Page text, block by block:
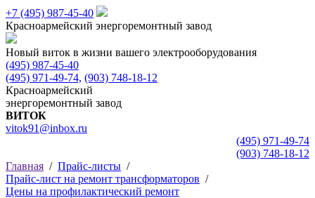
+7 (495) 987-45-40
Красноармейский энергоремонтный завод
Новый виток в жизни вашего электрооборудования
(495) 987-45-40
(495) 971-49-74, (903) 748-18-12
Красноармейский
энергоремонтный завод
ВИТОК
vitok91@inbox.ru
(495) 971-49-74
(903) 748-18-12
Главная / Прайс-листы /
Прайс-лист на ремонт трансформаторов /
Цены на профилактический ремонт